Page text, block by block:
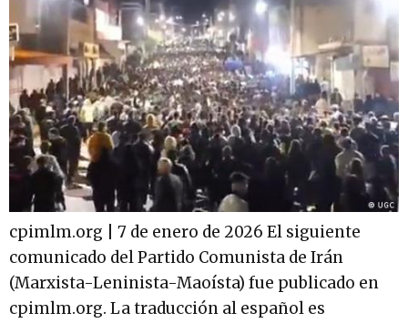
cpimlm.org | 7 de enero de 2026 El siguiente
comunicado del Partido Comunista de Irán
(Marxista-Leninista-Maoísta) fue publicado en
cpimlm.org. La traducción al español es